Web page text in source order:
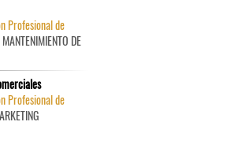
Profesional de
DE
Profesional de